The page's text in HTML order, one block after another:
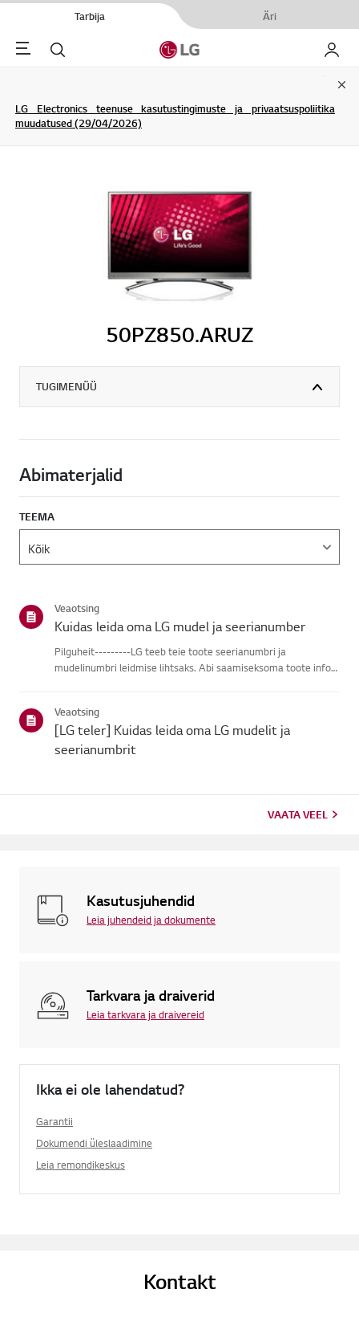
Tarbija Äri
Menu Otsi Minu
LG Electronics teenuse kasutustingimuste ja privaatsuspoliitika
muudatused (29/04/2026)
50PZ850.ARUZ
TUGIMENÜÜ
Abimaterjalid
TEEMA
Veaotsing
Kuidas leida oma LG mudel ja seerianumber
Pilguheit---------LG teeb teie toote seerianumbri ja
mudelinumbri leidmise lihtsaks. Abi saamiseksoma toote info
võiva...
Veaotsing
[LG teler] Kuidas leida oma LG mudelit ja
seerianumbrit
VAATA VEEL
Kasutusjuhendid
Leia juhendeid ja dokumente
Tarkvara ja draiverid
Leia tarkvara ja draivereid
Ikka ei ole lahendatud?
Garantii
Dokumendi üleslaadimine
Leia remondikeskus
Kontakt